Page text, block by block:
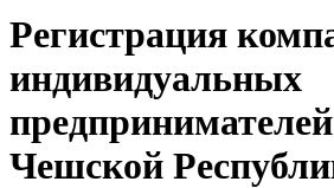
Регистрация
индивидуальных
Чешской